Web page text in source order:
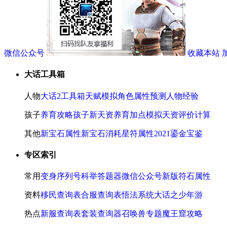
微信公众号 收藏本站
大话工具箱
人物大话2工具箱天赋模拟角色属性预测 人物经验
孩子养育攻略孩子新天资养育加点模拟天资评价计算
其他新宝石属性新宝石消耗星符属性2021鎏金宝鉴
专区索引
常用变身序列号科举答题器微信公众号新版符石属性
资料移民查询表合服查询表悟法系统大话之少年游
热点新服查询表套装查询器召唤兽专题魔王窟攻略